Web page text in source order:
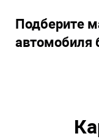
Подберите
автомобиля